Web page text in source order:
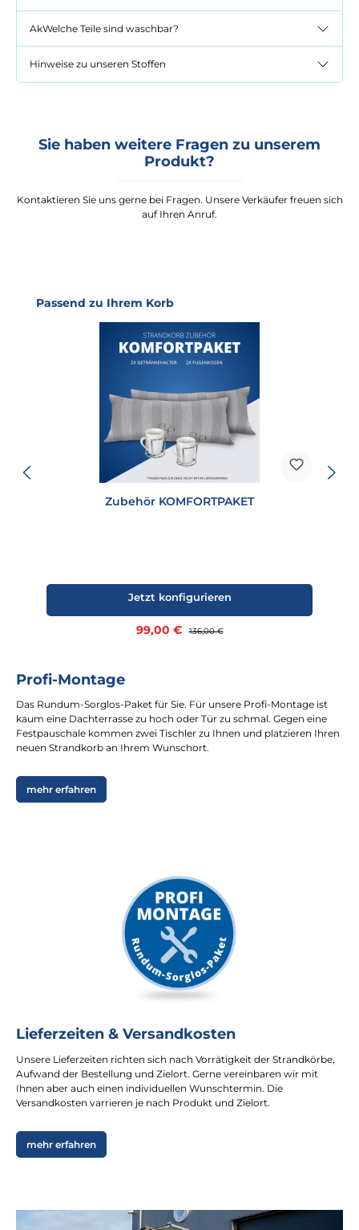
AkWelche Teile sind waschbar?
Hinweise zu unseren Stoffen
Sie haben weitere Fragen zu unserem
Produkt?
Kontaktieren Sie uns gerne bei Fragen. Unsere Verkäufer freuen sich
auf Ihren Anruf.
Produktgalerie überspringen
Passend zu Ihrem Korb
Zubehör KOMFORTPAKET
Verkaufspreis:
99,00 € Regulärer Preis:
136,00 €
Jetzt konfigurieren
Profi-Montage
Das Rundum-Sorglos-Paket für Sie. Für unsere Profi-Montage ist
kaum eine Dachterrasse zu hoch oder Tür zu schmal. Gegen eine
Festpauschale kommen zwei Tischler zu Ihnen und platzieren Ihren
neuen Strandkorb an Ihrem Wunschort.
mehr erfahren
Lieferzeiten & Versandkosten
Unsere Lieferzeiten richten sich nach Vorrätigkeit der Strandkörbe,
Aufwand der Bestellung und Zielort. Gerne vereinbaren wir mit
Ihnen aber auch einen individuellen Wunschtermin. Die
Versandkosten varrieren je nach Produkt und Zielort.
mehr erfahren